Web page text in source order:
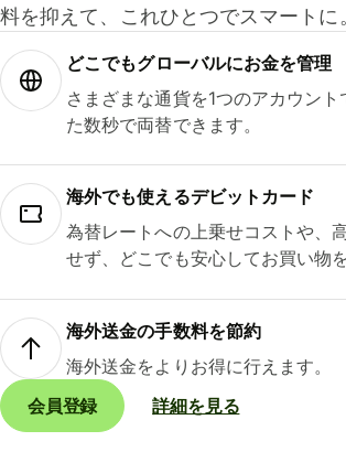
料を抑えて、これひとつでスマートに
どこでもグ⁠ロ⁠ー⁠バ⁠ルにお金を管理
さまざまな通貨を1つのアカウン
た数秒で両替できます。
海外でも使えるデビットカード
為替レートへの上乗せコストや、
せず、どこでも安心してお買い物
海外送金の手数料を節約
海外送金をよりお得に行えます。
会員登録
詳細を見る